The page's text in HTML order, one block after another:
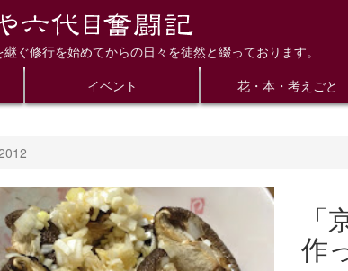
ぐ修行を始めてからの日々を徒然と綴っております。
イベント 花・本・考えごと
作